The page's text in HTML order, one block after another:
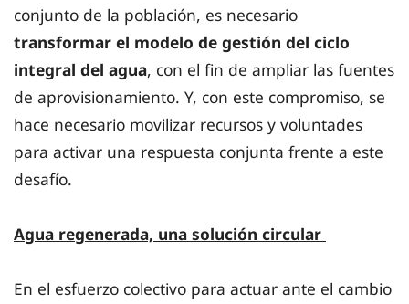
conjunto de la población, es necesario
transformar el modelo de gestión del ciclo
integral del agua, con el fin de ampliar las fuentes
de aprovisionamiento. Y, con este compromiso, se
hace necesario movilizar recursos y voluntades
para activar una respuesta conjunta frente a este
desafío.
Agua regenerada, una solución circular
En el esfuerzo colectivo para actuar ante el cambio